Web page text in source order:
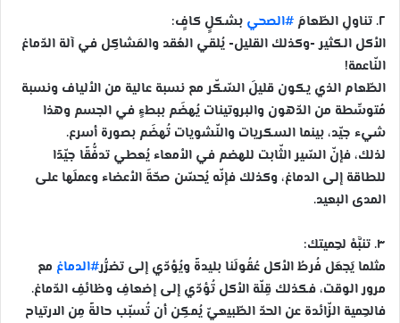
٢. تناولِ الطّعامَ #الصحي بشكلٍ كافٍ:
الأكل الكثير -وكذلك القليل- يُلقي العُقد والمَشاكِل في آلة الدّماغ
النّاعمة!
الطّعام الذي يكون قليلَ السّكّر مع نسبة عالية من الألياف ونسبة
مُتوسِّطة من الدّهون والبروتينات يُهضَم ببطءٍ في الجسم وهذا
شيء جيّد، بينما السكريات والنّشويات تُهضَم بصورة أسرع.
لذلك، فإنّ السّير الثّابت للهضم في الأمعاء يُعطي تدفُّقًا جيّدًا
للطاقة إلى الدماغ، وكذلك فإنّه يُحسّن صحّةَ الأعضاء وعملَها على
المدى البعيد.
٣. تنبَّهْ لحِميتك:
مثلما يَجعَل فُرطُ الأكل عُقُولَنا بليدةً ويُؤدّي إلى تضرُّر#الدماغ مع
مرور الوقت، فكذلك قِلّة الأكل تُؤدّي إلى إضعافِ وظائفِ الدّماغ.
فالحِمية الزّائدة عن الحدّ الطّبيعيّ يُمكِن أن تُسبّب حالةً مِن الارتياح